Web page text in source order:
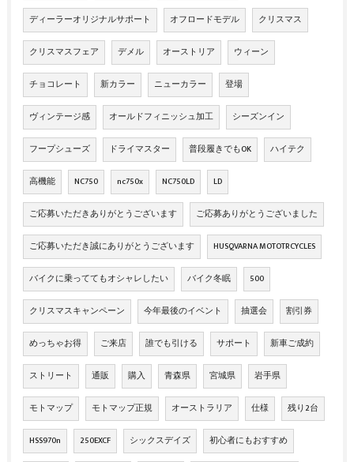
ディーラーオリジナルサポート オフロードモデル クリスマス
クリスマスフェア デメル オーストリア ウィーン
チョコレート 新カラー ニューカラー 登場
ヴィンテージ感 オールドフィニッシュ加工 シーズンイン
フープシューズ ドライマスター 普段履きでもOK ハイテク
高機能 NC750 nc750x NC750LD LD
ご応募いただきありがとうございます ご応募ありがとうございました
ご応募いただき誠にありがとうございます HUSQVARNA MOTOTRCYCLES
バイクに乗っててもオシャレしたい バイク冬眠 500
クリスマスキャンペーン 今年最後のイベント 抽選会 割引券
めっちゃお得 ご来店 誰でも引ける サポート 新車ご成約
ストリート 通販 購入 青森県 宮城県 岩手県
モトマップ モトマップ正規 オーストラリア 仕様 残り2台
HSS970n 250EXCF シックスデイズ 初心者にもおすすめ